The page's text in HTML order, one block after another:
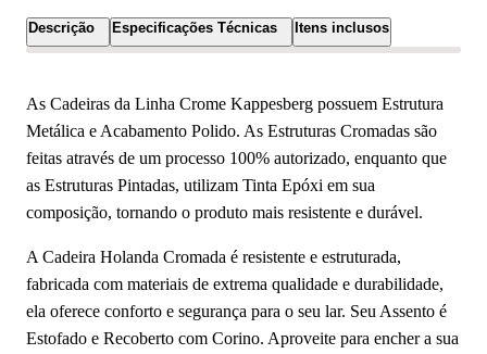
Descrição Especificações Técnicas Itens inclusos
As Cadeiras da Linha Crome Kappesberg possuem Estrutura
Metálica e Acabamento Polido. As Estruturas Cromadas são
feitas através de um processo 100% autorizado, enquanto que
as Estruturas Pintadas, utilizam Tinta Epóxi em sua
composição, tornando o produto mais resistente e durável.
A Cadeira Holanda Cromada é resistente e estruturada,
fabricada com materiais de extrema qualidade e durabilidade,
ela oferece conforto e segurança para o seu lar. Seu Assento é
Estofado e Recoberto com Corino. Aproveite para encher a sua